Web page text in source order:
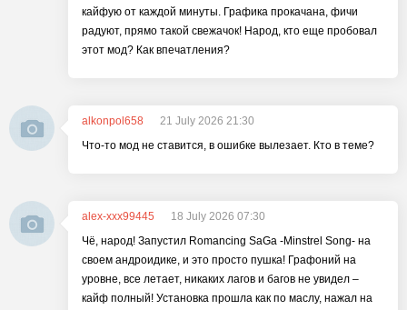
кайфую от каждой минуты. Графика прокачана, фичи
радуют, прямо такой свежачок! Народ, кто еще пробовал
этот мод? Как впечатления?
alkonpol658
21 July 2026 21:30
Что-то мод не ставится, в ошибке вылезает. Кто в теме?
alex-xxx99445
18 July 2026 07:30
Чё, народ! Запустил Romancing SaGa -Minstrel Song- на
своем андроидике, и это просто пушка! Графоний на
уровне, все летает, никаких лагов и багов не увидел –
кайф полный! Установка прошла как по маслу, нажал на